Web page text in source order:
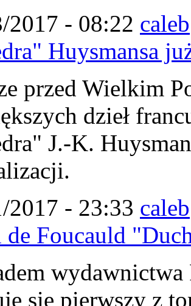
2017 - 08:22 caleb
Huysmansa
przed Wielkim
dzieł
J.-K.
2017 - 23:33 caleb
Foucauld
się pierwszy z